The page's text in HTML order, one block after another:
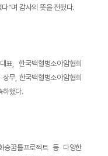
”며 감사의 뜻을 전했다.
, 한국백혈병소아암협회
무, 한국백혈병소아암협회
하했다.
승꿈틀프로젝트 등 다양한